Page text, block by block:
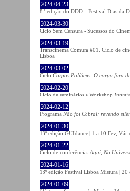
2024-04-23
8.ª edição do DDD – Festival Dias da
2024-03-30
Ciclo Sem Censura - Sucessos do
2024-03-19
Transcinema Comum #01. Ciclo de
Lisboa
2024-03-02
Ciclo Corpos Políticos: O corpo fora
2024-02-20
Ciclo de seminários e Workshop
2024-02-12
Programa Não foi Cabral: revendo
2024-01-30
13ª edição GUIdance | 1 a 10 Fev,
2024-01-22
Ciclo de conferências Aqui, No
2024-01-16
18º edição Festival Lisboa Mistura |
2024-01-09